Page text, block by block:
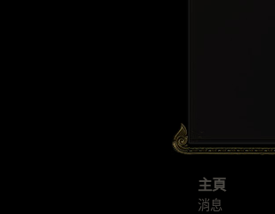
主頁
消息